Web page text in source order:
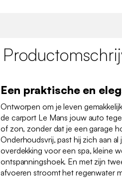
Een praktische en
Ontworpen om je leven
de carport Le Mans jouw auto
of zon, zonder dat je een garage
Onderhoudsvrij, past hij zich aan al
overdekking voor een spa, kleine
ontspanningshoek. En met zijn
afvoeren stroomt het regenwater